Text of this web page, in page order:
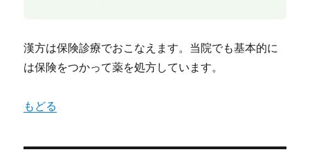
漢方は保険診療でおこなえます。当院でも基本的に
は保険をつかって薬を処方しています。
もどる